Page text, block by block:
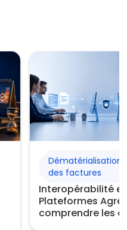
Dématérialisation
des factures
Interopérabilité
Plateformes
comprendre les